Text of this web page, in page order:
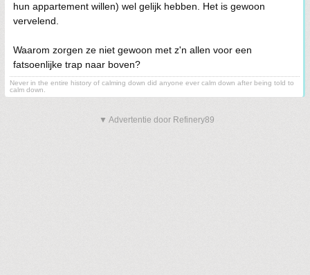
hun appartement willen) wel gelijk hebben. Het is gewoon
vervelend.
Waarom zorgen ze niet gewoon met z'n allen voor een
fatsoenlijke trap naar boven?
Never in the entire history of calming down did anyone ever calm down after being told to
calm down.
▼ Advertentie door Refinery89